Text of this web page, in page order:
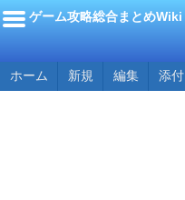
ゲーム攻略総合まとめWiki
ホーム 新規 編集 添付